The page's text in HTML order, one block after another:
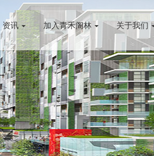
资讯 加入青禾阁林 关于我们